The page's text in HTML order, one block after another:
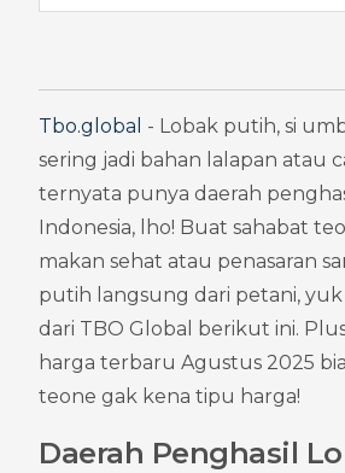
Tbo.global - Lobak putih, si
sering jadi bahan lalapan atau
ternyata punya daerah
Indonesia, lho! Buat sahabat
makan sehat atau penasaran
putih langsung dari petani, yuk
dari TBO Global berikut ini.
harga terbaru Agustus 2025
teone gak kena tipu harga!
Daerah Penghasil